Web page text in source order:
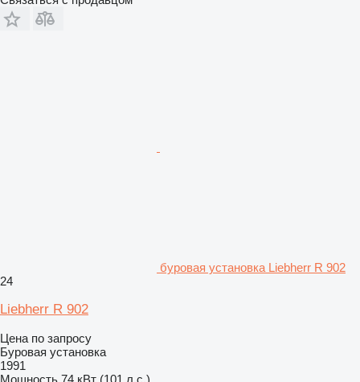
буровая установка Liebherr R 902
24
Liebherr R 902
Цена по запросу
Буровая установка
1991
Мощность 74 кВт (101 л.с.)